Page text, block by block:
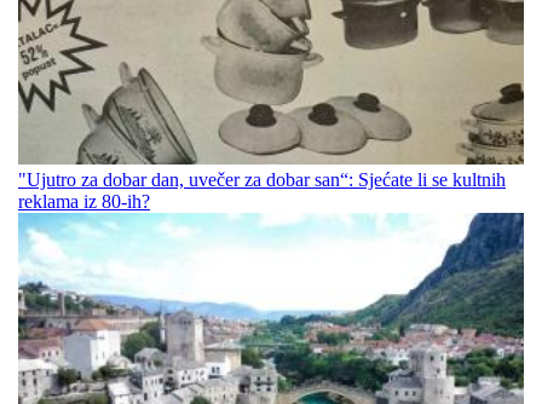
"Ujutro za dobar dan, uvečer za dobar san“: Sjećate li se kultnih
reklama iz 80-ih?